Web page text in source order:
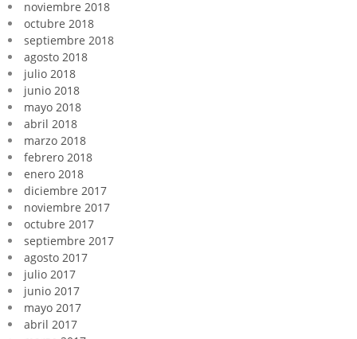
noviembre 2018
octubre 2018
septiembre 2018
agosto 2018
julio 2018
junio 2018
mayo 2018
abril 2018
marzo 2018
febrero 2018
enero 2018
diciembre 2017
noviembre 2017
octubre 2017
septiembre 2017
agosto 2017
julio 2017
junio 2017
mayo 2017
abril 2017